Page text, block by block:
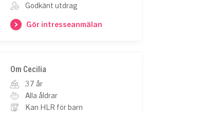
Godkänt utdrag
Gör intresseanmälan
Om Cecilia
37 år
Alla åldrar
Kan HLR för barn